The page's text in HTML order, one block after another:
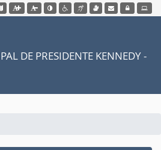
página inicial do site
o mapa do siteAção para aumentar tamanho da fonte do site
Ação para diminuir tamanho da fonte do site
Ação para aplicar auto contraste no
Acessar página sobre
Acessar página sobre NVDA
Acessar página sobre
Acessar Webmail
Acessar
DE PRESIDENTE KENNEDY -